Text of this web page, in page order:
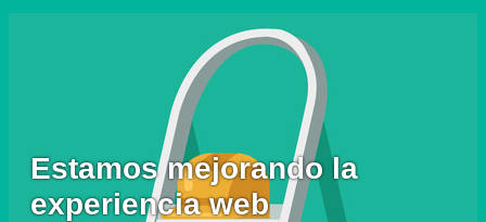
Estamos mejorando la
experiencia web